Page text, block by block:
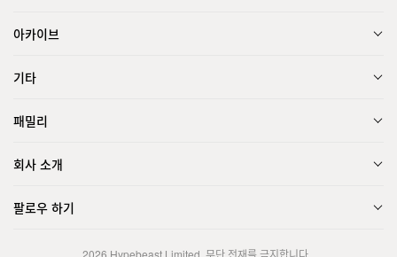
아카이브
기타
패밀리
회사 소개
팔로우 하기
2026 Hypebeast Limited . 무단 전재를 금지합니다.